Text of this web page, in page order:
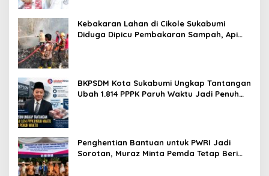
Kebakaran Lahan di Cikole Sukabumi
Diduga Dipicu Pembakaran Sampah, Api
BKPSDM Kota Sukabumi Ungkap Tantangan
Ubah 1.814 PPPK Paruh Waktu Jadi Penuh
Penghentian Bantuan untuk PWRI Jadi
Sorotan, Muraz Minta Pemda Tetap Beri